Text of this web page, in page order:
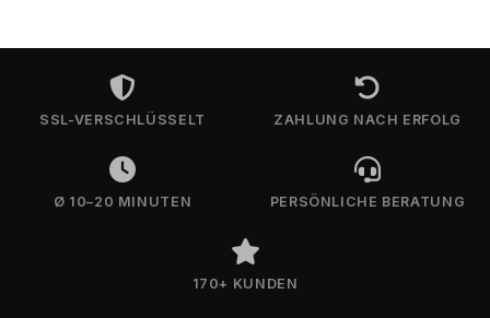
SSL-VERSCHLÜSSELT ZAHLUNG NACH ERFOLG
Ø 10–20 MINUTEN PERSÖNLICHE BERATUNG
170+ KUNDEN